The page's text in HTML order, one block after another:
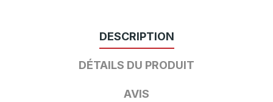
DESCRIPTION
DÉTAILS DU PRODUIT
AVIS